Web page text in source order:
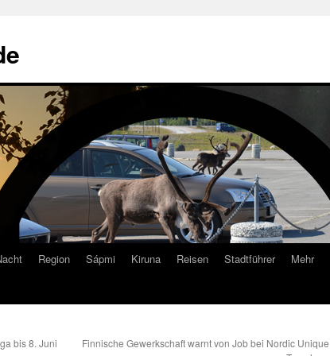
Region Sápmi Kiruna Reisen Stadtführer Mehr
bis 8. Juni
Finnische Gewerkschaft warnt von Job bei Nordic Unique